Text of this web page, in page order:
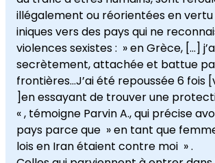
illégalement ou réorientées en vertu
iniques vers des pays qui ne
violences sexistes : » en Grèce, […]
secrètement, attachée et battue
frontières…J’ai été repoussée 6 fois
]en essayant de trouver une
« , témoigne Parvin A., qui précise
pays parce que » en tant que
lois en Iran étaient contre moi » .